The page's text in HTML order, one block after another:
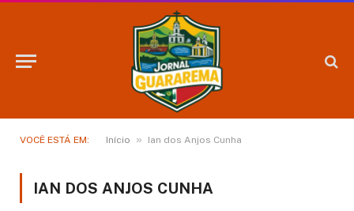
VOCÊ ESTÁ EM: Início » Ian dos Anjos Cunha
IAN DOS ANJOS CUNHA